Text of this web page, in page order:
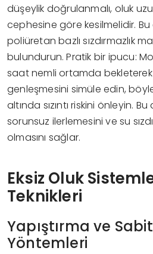
düşeylik doğrulanmalı, oluk
cephesine göre kesilmelidir.
poliüretan bazlı sızdırmazlık
bulundurun. Pratik bir ipucu:
saat nemli ortamda
genleşmesini simüle edin,
altında sızıntı riskini önleyin.
sorunsuz ilerlemesini ve su
olmasını sağlar.
Eksiz Oluk
Teknikleri
Yapıştırma ve
Yöntemleri